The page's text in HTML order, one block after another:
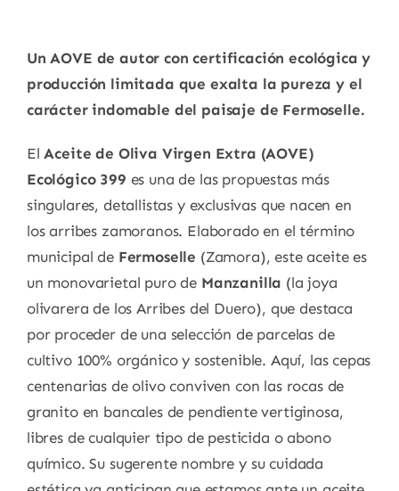
Un AOVE de autor con certificación ecológica y
producción limitada que exalta la pureza y el
carácter indomable del paisaje de Fermoselle.
ElAceite de Oliva Virgen Extra (AOVE)
Ecológico 399 es una de las propuestas más
singulares, detallistas y exclusivas que nacen en
los arribes zamoranos. Elaborado en el término
municipal de Fermoselle (Zamora), este aceite es
un monovarietal puro de Manzanilla (la joya
olivarera de los Arribes del Duero), que destaca
por proceder de una selección de parcelas de
cultivo 100% orgánico y sostenible. Aquí, las cepas
centenarias de olivo conviven con las rocas de
granito en bancales de pendiente vertiginosa,
libres de cualquier tipo de pesticida o abono
químico. Su sugerente nombre y su cuidada